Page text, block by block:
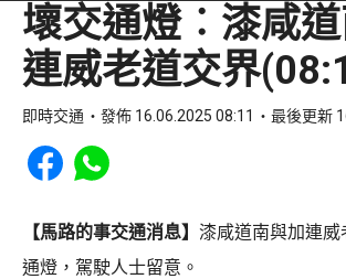
壞交通燈︰漆咸
連威老道交界
即時交通 發佈 16.06.2025 08:11 最後更新
Share to Facebook
Share to WhatsApp
【馬路的事交通消息】 漆咸道南與加連
通燈，駕駛人士留意。